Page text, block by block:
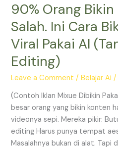
90% Orang
Salah. Ini Cara
Viral Pakai AI
Editing)
Leave a Comment /Belajar Ai
(Contoh Iklan Mixue Dibikin
besar orang yang bikin konten
videonya sepi. Mereka pikir:
editing Harus punya tempat
Masalahnya bukan di alat. Tapi